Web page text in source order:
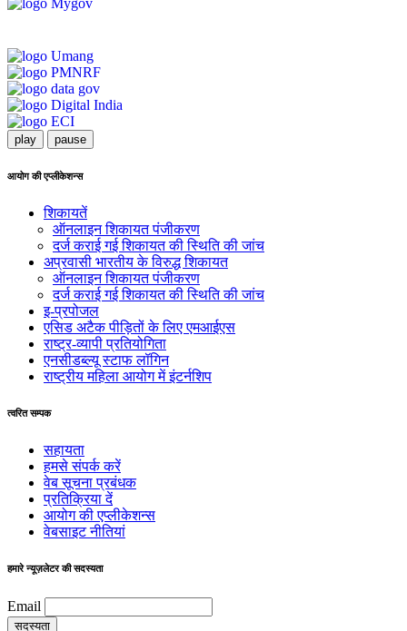
play pause
आयोग की एप्लीकेशन्स
शिकायतें
ऑनलाइन शिकायत पंजीकरण
दर्ज कराई गई शिकायत की स्थिति की जांच
अप्रवासी भारतीय के विरुद्ध शिकायत
ऑनलाइन शिकायत पंजीकरण
दर्ज कराई गई शिकायत की स्थिति की जांच
इ-प्रपोजल
एसिड अटैक पीड़ितों के लिए एमआईएस
राष्ट्र-व्यापी प्रतियोगिता
एनसीडब्ल्यू स्टाफ लॉगिन
राष्ट्रीय महिला आयोग में इंटर्नशिप
त्वरित सम्पक
सहायता
हमसे संपर्क करें
वेब सूचना प्रबंधक
प्रतिक्रिया दें
आयोग की एप्लीकेशन्स
वेबसाइट नीतियां
हमारे न्यूज़लेटर की सदस्यता
Email